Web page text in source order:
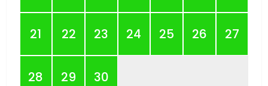
21 22 23 24 25 26 27
28 29 30